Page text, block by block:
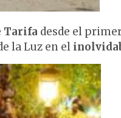
Tarifa desde el
la Luz en el